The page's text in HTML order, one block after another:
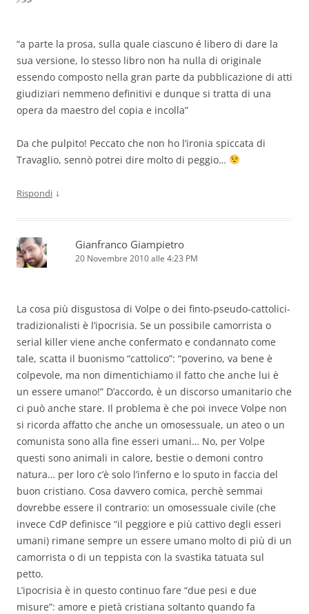
“a parte la prosa, sulla quale ciascuno é libero di dare la
sua versione, lo stesso libro non ha nulla di originale
essendo composto nella gran parte da pubblicazione di atti
giudiziari nemmeno definitivi e dunque si tratta di una
opera da maestro del copia e incolla”
Da che pulpito! Peccato che non ho l’ironia spiccata di
Travaglio, sennò potrei dire molto di peggio…
Rispondi ↓
Gianfranco Giampietro
20 Novembre 2010 alle 4:23 PM
La cosa più disgustosa di Volpe o dei finto-pseudo-cattolici-
tradizionalisti è l’ipocrisia. Se un possibile camorrista o
serial killer viene anche confermato e condannato come
tale, scatta il buonismo “cattolico”: “poverino, va bene è
colpevole, ma non dimentichiamo il fatto che anche lui è
un essere umano!” D’accordo, è un discorso umanitario che
ci può anche stare. Il problema è che poi invece Volpe non
si ricorda affatto che anche un omosessuale, un ateo o un
comunista sono alla fine esseri umani… No, per Volpe
questi sono animali in calore, bestie o demoni contro
natura… per loro c’è solo l’inferno e lo sputo in faccia del
buon cristiano. Cosa davvero comica, perchè semmai
dovrebbe essere il contrario: un omosessuale civile (che
invece CdP definisce “il peggiore e più cattivo degli esseri
umani) rimane sempre un essere umano molto di più di un
camorrista o di un teppista con la svastika tatuata sul
petto.
L’ipocrisia è in questo continuo fare “due pesi e due
misure”: amore e pietà cristiana soltanto quando fa